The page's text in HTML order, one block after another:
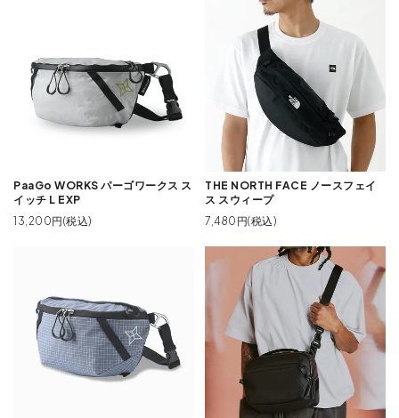
PaaGo WORKS パーゴワークス ス
イッチ L EXP
13,200円(税込)
THE NORTH FACE ノースフェイ
ス スウィープ
7,480円(税込)